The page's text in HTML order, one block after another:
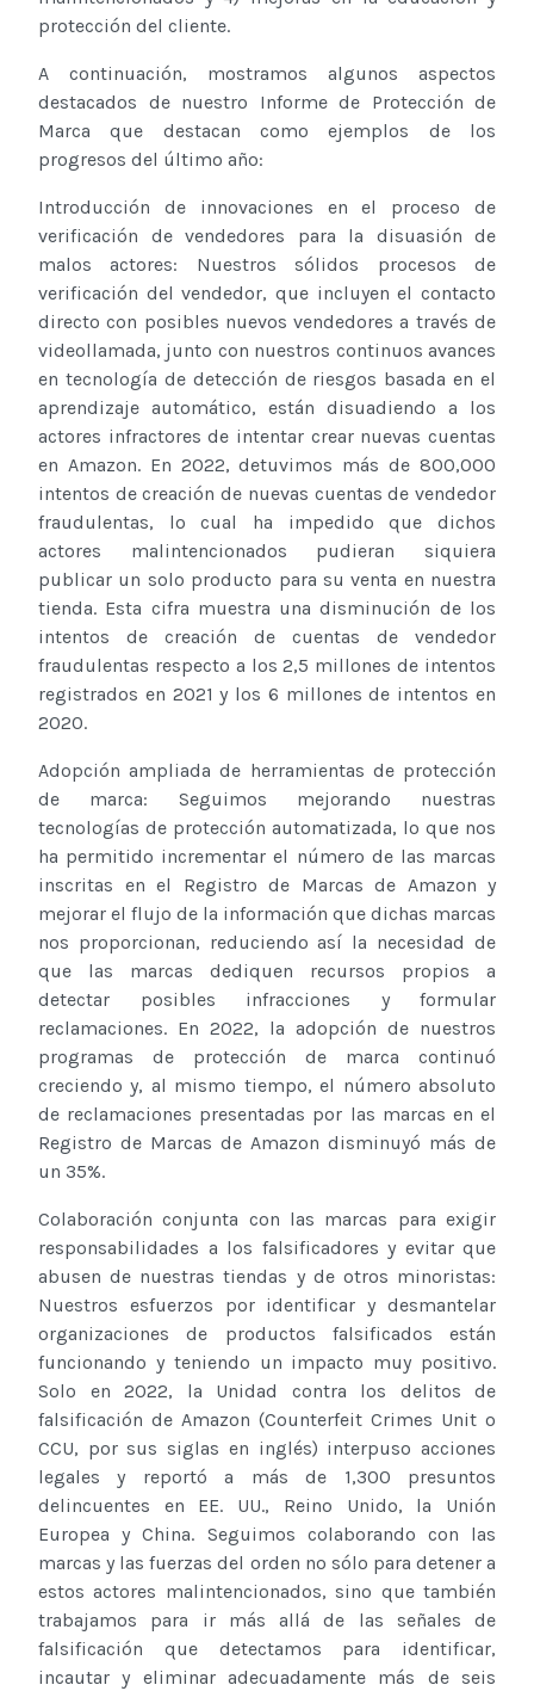
protección del cliente.
A continuación, mostramos algunos aspectos
destacados de nuestro Informe de Protección de
Marca que destacan como ejemplos de los
progresos del último año:
Introducción de innovaciones en el proceso de
verificación de vendedores para la disuasión de
malos actores: Nuestros sólidos procesos de
verificación del vendedor, que incluyen el contacto
directo con posibles nuevos vendedores a través de
videollamada, junto con nuestros continuos avances
en tecnología de detección de riesgos basada en el
aprendizaje automático, están disuadiendo a los
actores infractores de intentar crear nuevas cuentas
en Amazon. En 2022, detuvimos más de 800,000
intentos de creación de nuevas cuentas de vendedor
fraudulentas, lo cual ha impedido que dichos
actores malintencionados pudieran siquiera
publicar un solo producto para su venta en nuestra
tienda. Esta cifra muestra una disminución de los
intentos de creación de cuentas de vendedor
fraudulentas respecto a los 2,5 millones de intentos
registrados en 2021 y los 6 millones de intentos en
2020.
Adopción ampliada de herramientas de protección
de marca: Seguimos mejorando nuestras
tecnologías de protección automatizada, lo que nos
ha permitido incrementar el número de las marcas
inscritas en el Registro de Marcas de Amazon y
mejorar el flujo de la información que dichas marcas
nos proporcionan, reduciendo así la necesidad de
que las marcas dediquen recursos propios a
detectar posibles infracciones y formular
reclamaciones. En 2022, la adopción de nuestros
programas de protección de marca continuó
creciendo y, al mismo tiempo, el número absoluto
de reclamaciones presentadas por las marcas en el
Registro de Marcas de Amazon disminuyó más de
un 35%.
Colaboración conjunta con las marcas para exigir
responsabilidades a los falsificadores y evitar que
abusen de nuestras tiendas y de otros minoristas:
Nuestros esfuerzos por identificar y desmantelar
organizaciones de productos falsificados están
funcionando y teniendo un impacto muy positivo.
Solo en 2022, la Unidad contra los delitos de
falsificación de Amazon (Counterfeit Crimes Unit o
CCU, por sus siglas en inglés) interpuso acciones
legales y reportó a más de 1,300 presuntos
delincuentes en EE. UU., Reino Unido, la Unión
Europea y China. Seguimos colaborando con las
marcas y las fuerzas del orden no sólo para detener a
estos actores malintencionados, sino que también
trabajamos para ir más allá de las señales de
falsificación que detectamos para identificar,
incautar y eliminar adecuadamente más de seis